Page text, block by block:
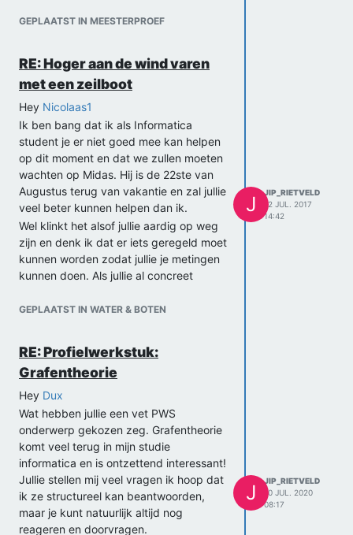
voor functionaliteiten een app bevat
Kijk maar wat jullie daarvan vinden, het
klinkt in ieder geval alsof jullie goed
onderweg zijn! Is het leuk om een keer
in persoon af te spreken?
Groetjes,
Jip
GEPLAATST IN MEESTERPROEF
RE: Hoger aan de wind varen
met een zeilboot
Hey Nicolaas1
Ik ben bang dat ik als Informatica
student je er niet goed mee kan helpen
op dit moment en dat we zullen moeten
wachten op Midas. Hij is de 22ste van
Augustus terug van vakantie en zal jullie
veel beter kunnen helpen dan ik.
Wel klinkt het alsof jullie aardig op weg
zijn en denk ik dat er iets geregeld moet
kunnen worden zodat jullie je metingen
kunnen doen. Als jullie al concreet
goede methode voor het practicum
vooral en hou het forum in de gaten.
Je hoort nog van ons,
Jip
GEPLAATST IN WATER & BOTEN
J
JIP_RIETVELD
12 JUL. 2017
14:42
RE: Profielwerkstuk:
Grafentheorie
Hey Dux
Wat hebben jullie een vet PWS
onderwerp gekozen zeg. Grafentheorie
komt veel terug in mijn studie
informatica en is ontzettend interessant!
Jullie stellen mij veel vragen ik hoop dat
ik ze structureel kan beantwoorden,
maar je kunt natuurlijk altijd nog
reageren en doorvragen.
J
JIP_RIETVELD
10 JUL. 2020
08:17